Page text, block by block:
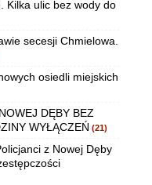
Kilka ulic bez wody do
secesji Chmielowa.
osiedli miejskich
DĘBY BEZ
WYŁĄCZEŃ (21)
z Nowej Dęby